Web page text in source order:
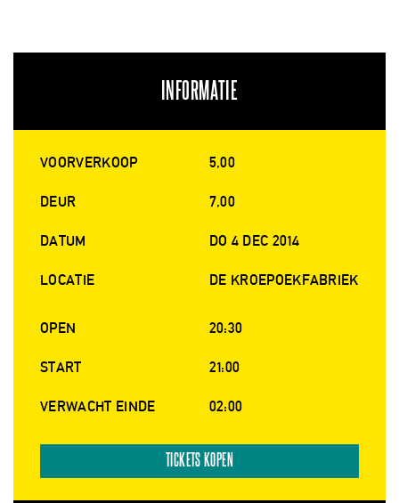
INFORMATIE
VOORVERKOOP 5,00
DEUR 7,00
DATUM DO 4 DEC 2014
LOCATIE DE KROEPOEKFABRIEK
OPEN 20:30
START 21:00
VERWACHT EINDE 02:00
TICKETS KOPEN